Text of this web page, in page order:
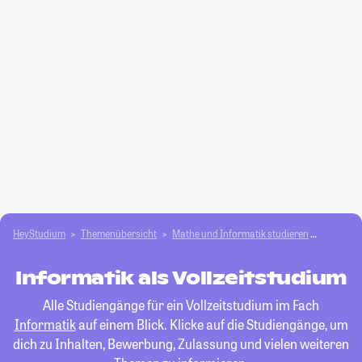
HeyStudium Themenübersicht Mathe und Informatik studieren
Informatik als Vollzeitstudium
Alle Studiengänge für ein Vollzeitstudium im Fach
Informatikauf einem Blick. Klicke auf die Studiengänge, um
dich zu Inhalten, Bewerbung, Zulassung und vielen weiteren